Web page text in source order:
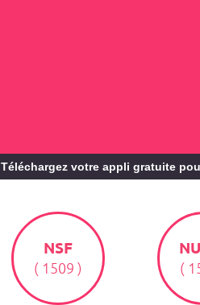
Téléchargez votre appli gratuite
NSF
( 1509 ) (